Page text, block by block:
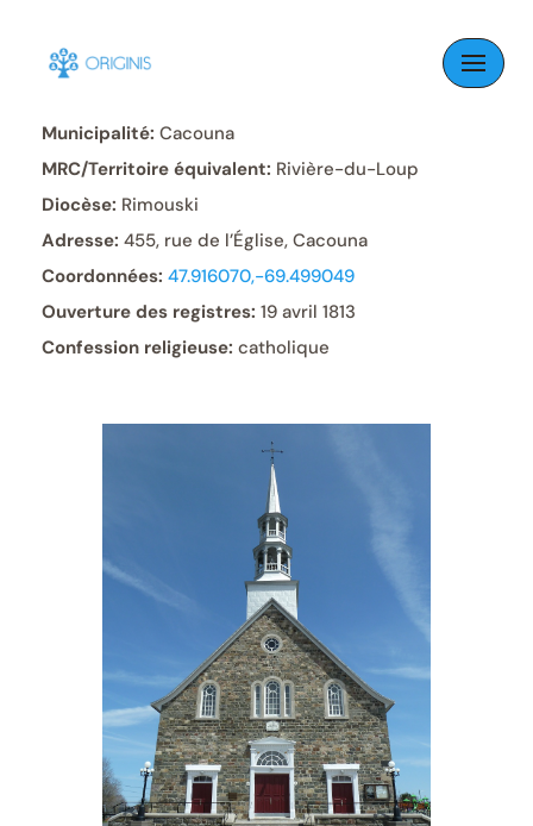
Skip
content
Municipalité: Cacouna
MRC/Territoire équivalent: Rivière-du-Loup
Diocèse: Rimouski
Adresse: 455, rue de l’Église, Cacouna
Coordonnées: 47.916070,-69.499049
Ouverture des registres: 19 avril 1813
Confession religieuse: catholique